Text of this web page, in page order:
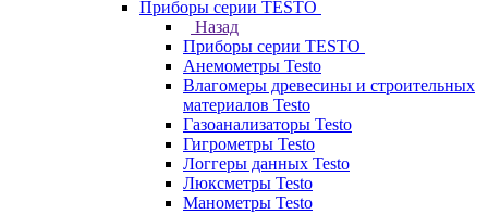
Приборы серии TESTO
Назад
Приборы серии TESTO
Анемометры Testo
Влагомеры древесины и строительных
материалов Testo
Газоанализаторы Testo
Гигрометры Testo
Логгеры данных Testo
Люксметры Testo
Манометры Testo